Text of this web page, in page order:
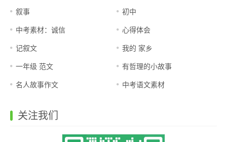
叙事 初中
中考素材：诚信 心得体会
记叙文 我的 家乡
一年级 范文 有哲理的小故事
名人故事作文 中考语文素材
关注我们